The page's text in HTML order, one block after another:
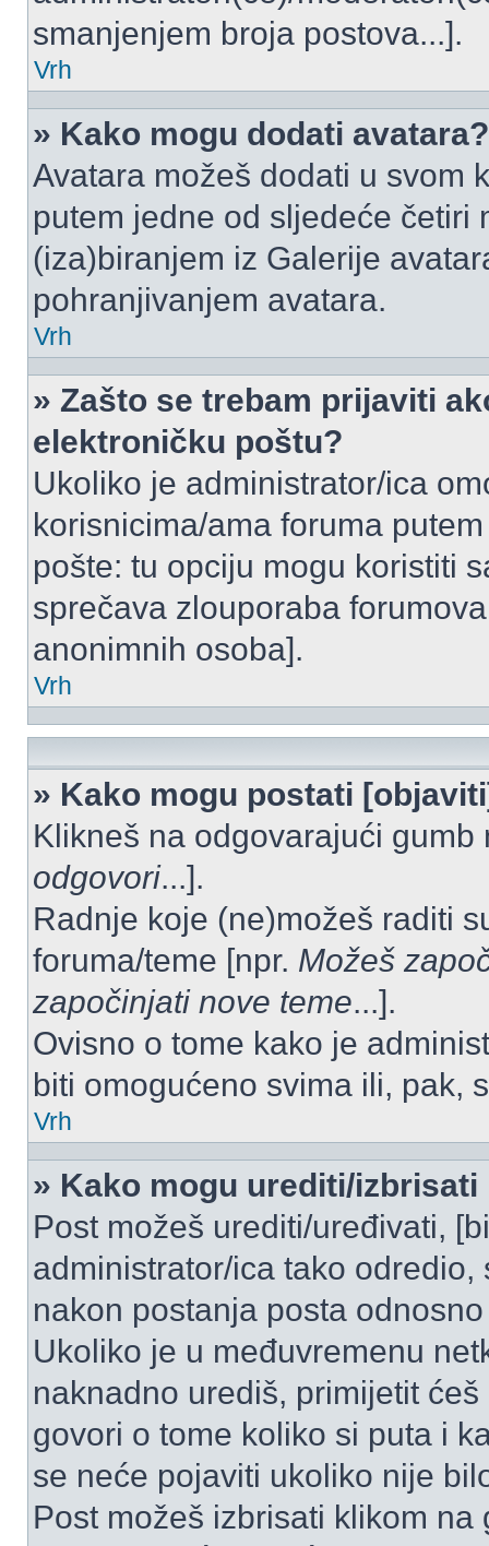
smanjenjem broja postova...].
Vrh
» Kako mogu dodati avatara?
Avatara možeš dodati u svom
putem jedne od sljedeće četiri
(iza)biranjem iz Galerije
pohranjivanjem avatara.
Vrh
» Zašto se trebam prijaviti
elektroničku poštu?
Ukoliko je administrator/ica
korisnicima/ama foruma
pošte: tu opciju mogu koristiti
sprečava zlouporaba
anonimnih osoba].
Vrh
» Kako mogu postati
Klikneš na odgovarajući
odgovori...].
Radnje koje (ne)možeš raditi
foruma/teme [npr. Možeš
započinjati nove teme...].
Ovisno o tome kako je
biti omogućeno svima ili, pak,
Vrh
» Kako mogu urediti/izbrisati
Post možeš urediti/uređivati,
administrator/ica tako
nakon postanja posta
Ukoliko je u međuvremenu
naknadno urediš, primijetit
govori o tome koliko si puta i
se neće pojaviti ukoliko nije
Post možeš izbrisati klikom